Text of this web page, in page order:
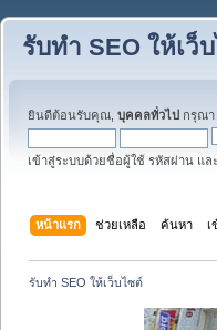
รับทำ SEO ให้เว็
ยินดีต้อนรับคุณ, บุคคลทั่วไป กรุณา
เข้าสู่ระบบด้วยชื่อผู้ใช้ รหัสผ่าน แล
หน้าแรก ช่วยเหลือ ค้นหา เ
รับทำ SEO ให้เว็บไซต์